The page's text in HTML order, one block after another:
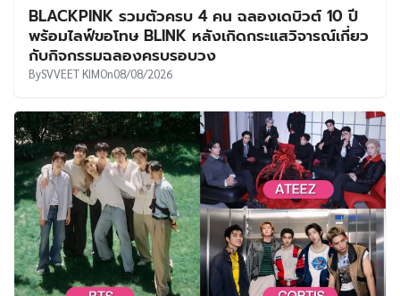
BLACKPINK รวมตัวครบ 4 คน ฉลองเดบิวต์ 10 ปี
พร้อมไลฟ์ขอโทษ BLINK หลังเกิดกระแสวิจารณ์เกี่ยว
กับกิจกรรมฉลองครบรอบวง
BySVVEET KIMOn08/08/2026